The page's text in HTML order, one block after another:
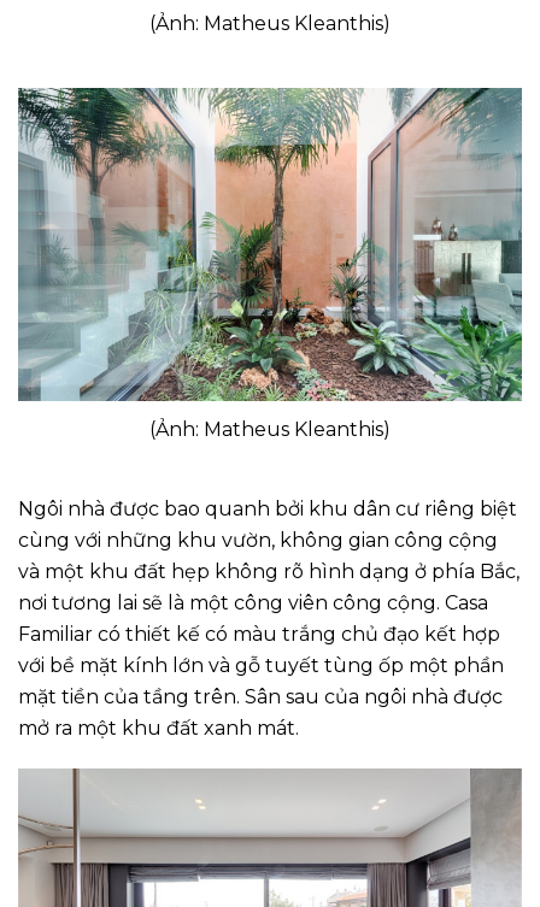
(Ảnh: Matheus Kleanthis)
(Ảnh: Matheus Kleanthis)
Ngôi nhà được bao quanh bởi khu dân cư riêng biệt
cùng với những khu vườn, không gian công cộng
và một khu đất hẹp không rõ hình dạng ở phía Bắc,
nơi tương lai sẽ là một công viên công cộng. Casa
Familiar có thiết kế có màu trắng chủ đạo kết hợp
với bề mặt kính lớn và gỗ tuyết tùng ốp một phần
mặt tiền của tầng trên. Sân sau của ngôi nhà được
mở ra một khu đất xanh mát.